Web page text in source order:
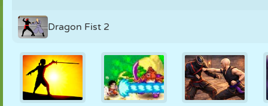
Dragon Fist 2